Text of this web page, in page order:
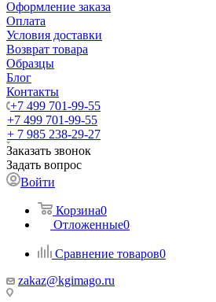
Оформление заказа
Оплата
Условия доставки
Возврат товара
Образцы
Блог
Контакты
+7 499 701-99-55
+7 499 701-99-55
+ 7 985 238-29-27
Заказать звонок
Задать вопрос
Войти
Корзина0
Отложенные0
Сравнение товаров0
zakaz@kgimago.ru